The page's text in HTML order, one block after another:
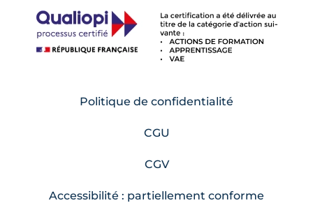
Politique de confidentialité
CGU
CGV
Accessibilité : partiellement conforme